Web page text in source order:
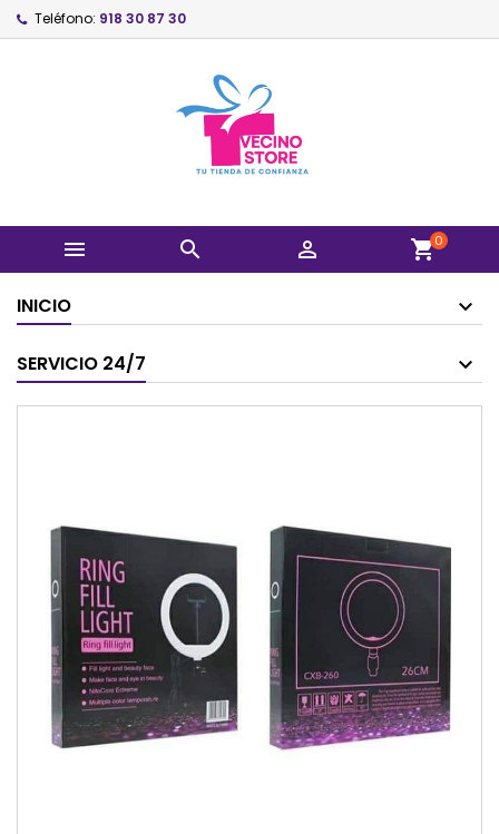
Teléfono: 918 30 87 30
   shopping_cart0
INICIO
SERVICIO 24/7